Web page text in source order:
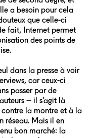
a besoin pour cela
que celle-ci
fait, Internet permet
des points de
dans la presse à voir
car ceux-ci
passer par de
– il s’agit là
contre la montre et à la
réseau. Mais il en
bon marché: la